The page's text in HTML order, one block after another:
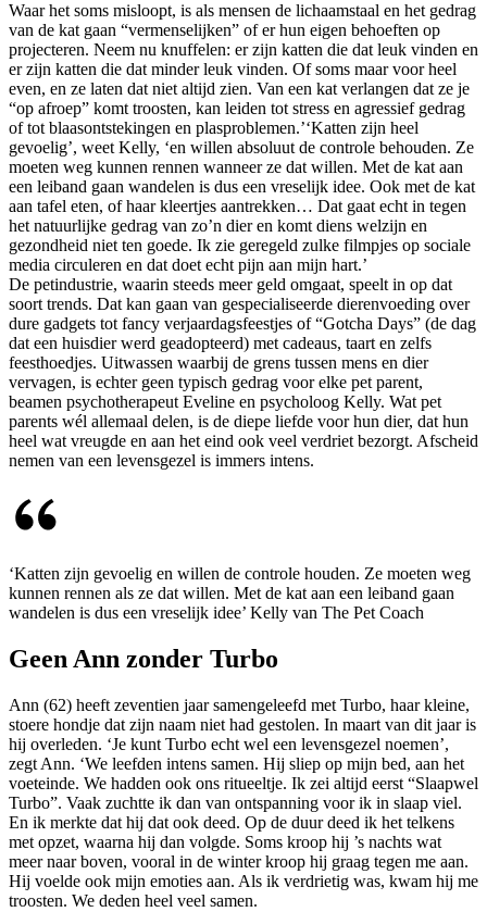
Waar het soms misloopt, is als mensen de lichaamstaal en het gedrag
van de kat gaan “vermenselijken” of er hun eigen behoeften op
projecteren. Neem nu knuffelen: er zijn katten die dat leuk vinden en
er zijn katten die dat minder leuk vinden. Of soms maar voor heel
even, en ze laten dat niet altijd zien. Van een kat verlangen dat ze je
“op afroep” komt troosten, kan leiden tot stress en agressief gedrag
of tot blaasontstekingen en plasproblemen.’‘Katten zijn heel
gevoelig’, weet Kelly, ‘en willen absoluut de controle behouden. Ze
moeten weg kunnen rennen wanneer ze dat willen. Met de kat aan
een leiband gaan wandelen is dus een vreselijk idee. Ook met de kat
aan tafel eten, of haar kleertjes aantrekken… Dat gaat echt in tegen
het natuurlijke gedrag van zo’n dier en komt diens welzijn en
gezondheid niet ten goede. Ik zie geregeld zulke filmpjes op sociale
media circuleren en dat doet echt pijn aan mijn hart.’
De petindustrie, waarin steeds meer geld omgaat, speelt in op dat
soort trends. Dat kan gaan van gespecialiseerde dierenvoeding over
dure gadgets tot fancy verjaardagsfeestjes of “Gotcha Days” (de dag
dat een huisdier werd geadopteerd) met cadeaus, taart en zelfs
feesthoedjes. Uitwassen waarbij de grens tussen mens en dier
vervagen, is echter geen typisch gedrag voor elke pet parent,
beamen psychotherapeut Eveline en psycholoog Kelly. Wat pet
parents wél allemaal delen, is de diepe liefde voor hun dier, dat hun
heel wat vreugde en aan het eind ook veel verdriet bezorgt. Afscheid
nemen van een levensgezel is immers intens.
‘Katten zijn gevoelig en willen de controle houden. Ze moeten weg
kunnen rennen als ze dat willen. Met de kat aan een leiband gaan
wandelen is dus een vreselijk idee’ Kelly van The Pet Coach
Geen Ann zonder Turbo
Ann (62) heeft zeventien jaar samengeleefd met Turbo, haar kleine,
stoere hondje dat zijn naam niet had gestolen. In maart van dit jaar is
hij overleden. ‘Je kunt Turbo echt wel een levensgezel noemen’,
zegt Ann. ‘We leefden intens samen. Hij sliep op mijn bed, aan het
voeteinde. We hadden ook ons ritueeltje. Ik zei altijd eerst “Slaapwel
Turbo”. Vaak zuchtte ik dan van ontspanning voor ik in slaap viel.
En ik merkte dat hij dat ook deed. Op de duur deed ik het telkens
met opzet, waarna hij dan volgde. Soms kroop hij ’s nachts wat
meer naar boven, vooral in de winter kroop hij graag tegen me aan.
Hij voelde ook mijn emoties aan. Als ik verdrietig was, kwam hij me
troosten. We deden heel veel samen.